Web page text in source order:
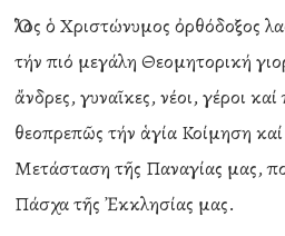
Ὅλος ὁ Χριστώνυμος ὀρθόδοξος
τήν πιό μεγάλη Θεομητορική
ἄνδρες, γυναῖκες, νέοι, γέροι
θεοπρεπῶς τήν ἁγία Κοίμηση καί
Μετάσταση τῆς Παναγίας μας,
Πάσχα τῆς Ἐκκλησίας μας.